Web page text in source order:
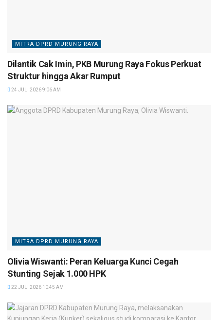
MITRA DPRD MURUNG RAYA
Dilantik Cak Imin, PKB Murung Raya Fokus Perkuat
Struktur hingga Akar Rumput
24 JULI 2026 9:06 AM
MITRA DPRD MURUNG RAYA
Olivia Wiswanti: Peran Keluarga Kunci Cegah
Stunting Sejak 1.000 HPK
22 JULI 2026 10:45 AM